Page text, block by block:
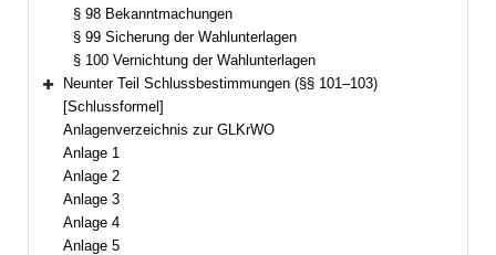
§ 98 Bekanntmachungen
§ 99 Sicherung der Wahlunterlagen
§ 100 Vernichtung der Wahlunterlagen
Bereich erweitern
Neunter Teil Schlussbestimmungen (§§ 101–103)
[Schlussformel]
Anlagenverzeichnis zur GLKrWO
Anlage 1
Anlage 2
Anlage 3
Anlage 4
Anlage 5